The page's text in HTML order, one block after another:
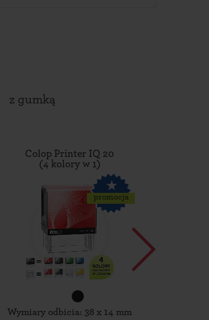
z gumką
Colop Printer IQ 20
(4 kolory w 1)
promocja
Wymiary odbicia: 38 x 14 mm